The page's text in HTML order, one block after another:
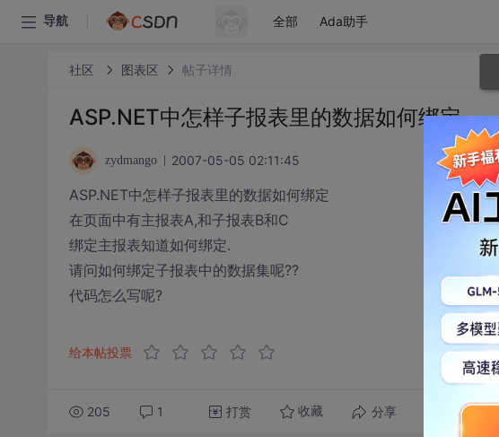
导航 全部 Ada助手
社区 图表区 帖子详情
ASP.NET中怎样子报表里的数据如何绑定
zydmango 2007-05-05 02:11:45
ASP.NET中怎样子报表里的数据如何绑定
在页面中有主报表A,和子报表B和C
绑定主报表知道如何绑定.
请问如何绑定子报表中的数据集呢??
代码怎么写呢?
给本帖投票
205 1 打赏 收藏 分享 转发到动态